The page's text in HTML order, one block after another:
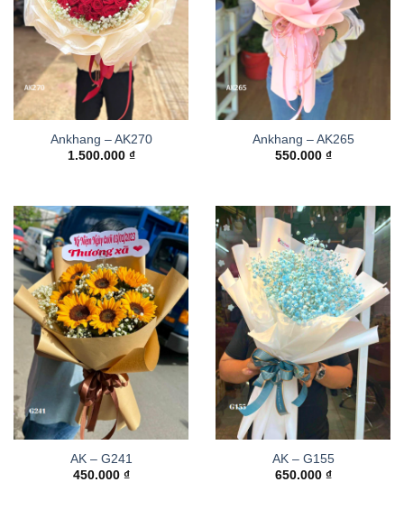
Ankhang – AK270
1.500.000 ₫
Ankhang – AK265
550.000 ₫
AK – G241
450.000 ₫
AK – G155
650.000 ₫